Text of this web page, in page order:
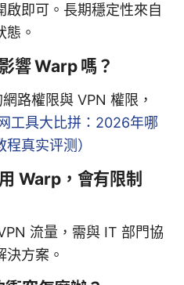
啟即可。長期穩定性來自
。
響 Warp 嗎？
路權限與 VPN 權限，
工具大比拼：2026年哪
真实评测）
Warp，會有限制
流量，需與 IT 部門協
方案。